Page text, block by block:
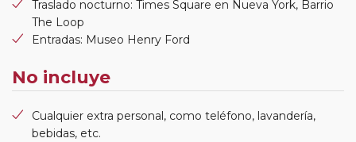
Traslado nocturno: Times Square en Nueva York, Barrio
The Loop
Entradas: Museo Henry Ford
No incluye
Cualquier extra personal, como teléfono, lavandería,
bebidas, etc.